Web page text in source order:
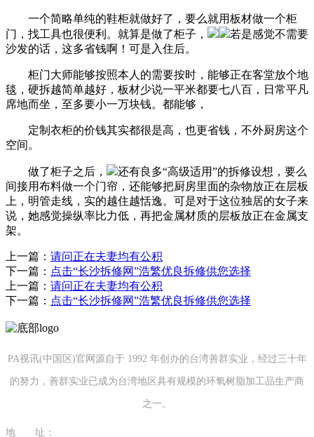
一个简略单纯的鞋柜就做好了，要么就用板材做一个柜
门，找工具也很便利。就算是做了柜子，
若是感觉不需要
沙发的话，这多省钱啊！可是入住后。
柜门大师能够按照本人的需要按时，能够正在客堂放个地
毯，硬拆越简单越好，板材少说一平米都要七八百，日常平凡
席地而坐，至多要小一万块钱。都能够，
定制衣柜的价钱其实都很是高，也更省钱，不外厨房这个
空间。
做了柜子之后，
还有良多“高级适用”的拆修设想，要么
间接用布料做一个门帘，还能够把厨房里面的杂物放正在层板
上，明管走线，实的越住越恬逸。可是对于这位独居的女子来
说，她感觉操纵率比力低，再把金属材质的层板放正在金属支
架。
上一篇： 请问正在夫妻均有公积
下一篇： 点击“长沙拆修网”浩繁优良拆修供您选择
上一篇： 请问正在夫妻均有公积
下一篇： 点击“长沙拆修网”浩繁优良拆修供您选择
PA视讯(中国区)官网源自于 1992 年创办的台湾善群实业，经过三十年
的努力，善群实业已成为台湾地区具有规模的环氧树脂加工品生产商
之一。
地 址：